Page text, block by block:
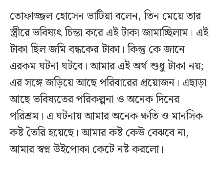
তোফাজ্জল হোসেন ভাটিয়া বলেন, তিন মেয়ে তার
স্ত্রীরে ভবিষ্যৎ চিন্তা করে এই টাকা জামাচ্ছিলাম। এই
টাকা ছিল জমি বন্ধকের টাকা। কিন্তু কে জানে
এরকম ঘটনা ঘটবে। আমার এই অর্থ শুধু টাকা নয়;
এর সঙ্গে জড়িয়ে আছে পরিবারের প্রয়োজন। এছাড়া
আছে ভবিষ্যতের পরিকল্পনা ও অনেক দিনের
পরিশ্রম। এ ঘটনায় আমার অনেক ক্ষতি ও মানসিক
কষ্ট তৈরি হয়েছে। আমার কষ্ট কেউ বেঝবে না,
আমার স্বপ্ন উইপোকা কেটে নষ্ট করলো।